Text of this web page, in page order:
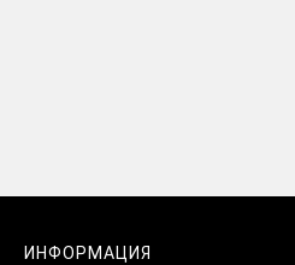
ИНФОРМАЦИЯ